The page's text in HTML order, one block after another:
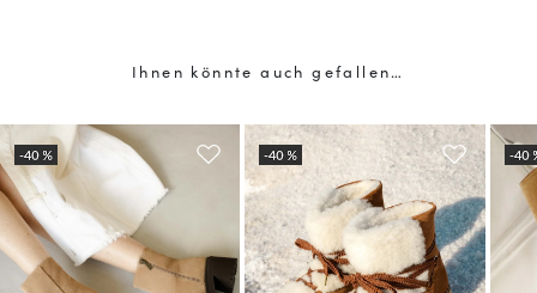
Ihnen könnte auch gefallen…